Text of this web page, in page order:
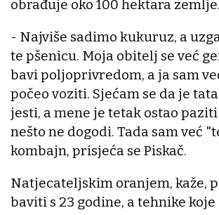
obrađuje oko 100 hektara zemlje.
- Najviše sadimo kukuruz, a
te pšenicu. Moja obitelj se već
bavi poljoprivredom, a ja sam
počeo voziti. Sjećam se da je
jesti, a mene je tetak ostao
nešto ne dogodi. Tada sam već
kombajn, prisjeća se Piskač.
Natjecateljskim oranjem, kaže,
baviti s 23 godine, a tehnike koje